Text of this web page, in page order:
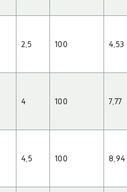
2,5 100 4,53
4 100 7,77
4,5 100 8,94